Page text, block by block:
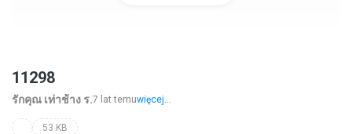
11298
รักคุณ เท่าช้าง ร.7 lat temuwięcej...
53 KB